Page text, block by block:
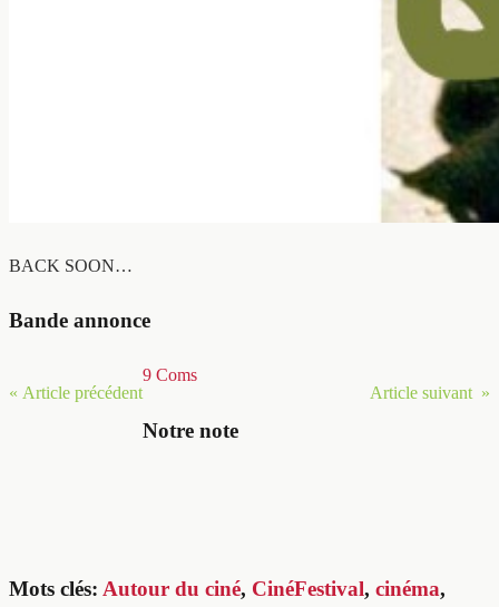
BACK SOON…
Bande annonce
« Article précédent Article suivant »
9 Coms
Notre note
Mots clés: Autour du ciné, CinéFestival, cinéma,